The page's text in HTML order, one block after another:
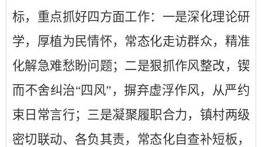
标，重点抓好四方面工作：一是深化理论研
学，厚植为民情怀，常态化走访群众，精准
化解急难愁盼问题；二是狠抓作风整改，锲
而不舍纠治“四风”，摒弃虚浮作风，从严约
束日常言行；三是凝聚履职合力，镇村两级
密切联动、各负其责，常态化自查补短板，